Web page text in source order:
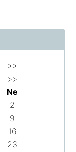
>>
>>
Ne
2
9
16
23